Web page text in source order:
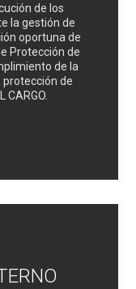
de los
la gestión de
oportuna de
Protección de
de la
de
CARGO.